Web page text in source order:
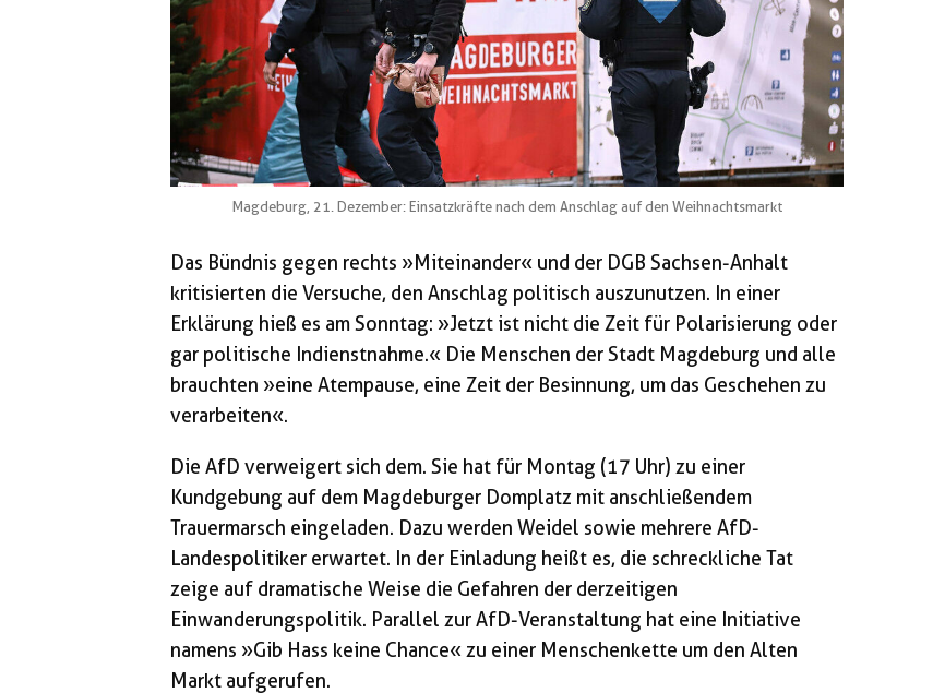
Magdeburg, 21. Dezember: Einsatzkräfte nach dem Anschlag auf den Weihnachtsmarkt
Das Bündnis gegen rechts »Miteinander« und der DGB Sachsen-Anhalt
kritisierten die Versuche, den Anschlag politisch auszunutzen. In einer
Erklärung hieß es am Sonntag: »Jetzt ist nicht die Zeit für Polarisierung oder
gar politische Indienstnahme.« Die Menschen der Stadt Magdeburg und alle
brauchten »eine Atempause, eine Zeit der Besinnung, um das Geschehen zu
verarbeiten«.
Die AfD verweigert sich dem. Sie hat für Montag (17 Uhr) zu einer
Kundgebung auf dem Magdeburger Domplatz mit anschließendem
Trauermarsch eingeladen. Dazu werden Weidel sowie mehrere AfD-
Landespolitiker erwartet. In der Einladung heißt es, die schreckliche Tat
zeige auf dramatische Weise die Gefahren der derzeitigen
Einwanderungspolitik. Parallel zur AfD-Veranstaltung hat eine Initiative
namens »Gib Hass keine Chance« zu einer Menschenkette um den Alten
Markt aufgerufen.